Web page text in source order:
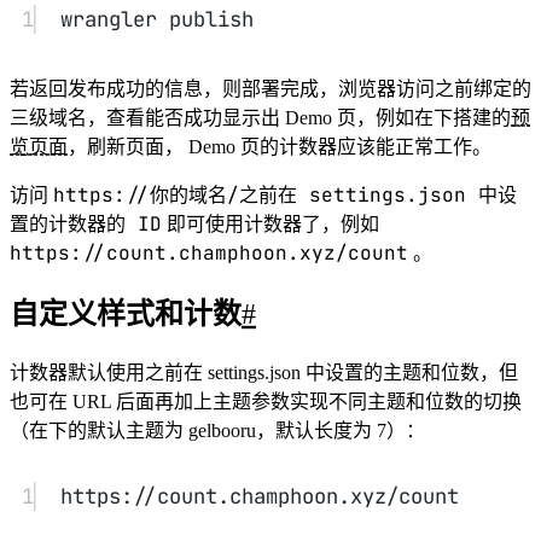
1 wrangler publish
若返回发布成功的信息，则部署完成，浏览器访问之前绑定的
三级域名，查看能否成功显示出 Demo 页，例如在下搭建的预
览页面，刷新页面， Demo 页的计数器应该能正常工作。
访问 https://你的域名/之前在 settings.json 中设
置的计数器的 ID 即可使用计数器了，例如
https://count.champhoon.xyz/count 。
自定义样式和计数#
计数器默认使用之前在 settings.json 中设置的主题和位数，但
也可在 URL 后面再加上主题参数实现不同主题和位数的切换
（在下的默认主题为 gelbooru，默认长度为 7）：
1 https://count.champhoon.xyz/count